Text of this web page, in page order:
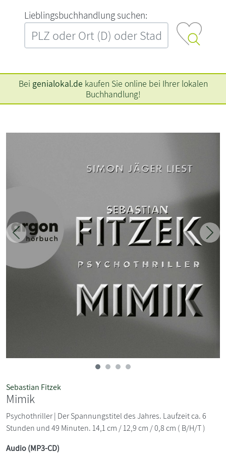
L‍i‍e‍b‍l‍i‍n‍g‍s‍b‍u‍c‍h‍h‍a‍n‍d‍l‍u‍n‍g‍ ‍s‍u‍c‍h‍e‍n‍:‍
Bei genialokal.de kaufen Sie online bei Ihrer lokalen
Buchhandlung!
Zurück
Sebastian Fitzek
Mimik
Psychothriller | Der Spannungstitel des Jahres. Laufzeit ca. 6
Stunden und 49 Minuten. 14,1 cm / 12,9 cm / 0,8 cm ( B/H/T )
Audio (MP3-CD)